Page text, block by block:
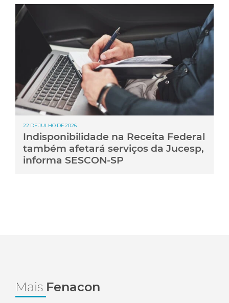
22 DE JULHO DE 2026
Indisponibilidade na Receita Federal
também afetará serviços da Jucesp,
informa SESCON-SP
Mais Fenacon